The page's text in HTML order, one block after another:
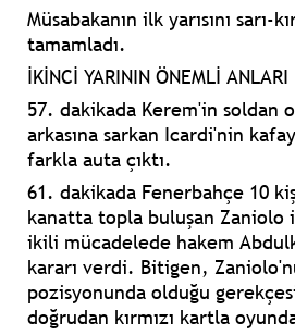
Müsabakanın ilk yarısını sarı-
tamamladı.
İKİNCİ YARININ ÖNEMLİ ANLARI
57. dakikada Kerem'in soldan
arkasına sarkan Icardi'nin
farkla auta çıktı.
61. dakikada Fenerbahçe 10
kanatta topla buluşan Zaniolo
ikili mücadelede hakem
kararı verdi. Bitigen,
pozisyonunda olduğu
doğrudan kırmızı kartla